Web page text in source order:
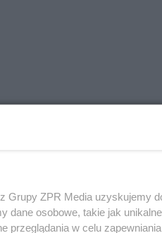
Grupy ZPR Media uzyskujemy
dane osobowe, takie jak
przeglądania w celu zapewniania